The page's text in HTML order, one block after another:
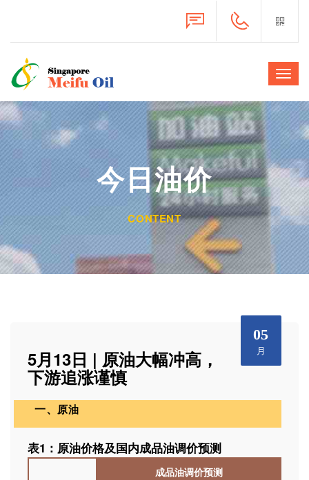
今日油价
CONTENT
05
月
5月13日 | 原油大幅冲高，
下游追涨谨慎
一、 原油
表1： 原油价格及国内成品油调价预测
成品油调价预测